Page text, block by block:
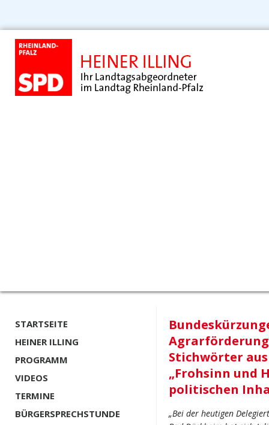
STARTSEITE
HEINER ILLING
PROGRAMM
VIDEOS
TERMINE
BÜRGERSPRECHSTUNDE
Stichwörter
„Frohsinn und
politischen
„Bei der heutigen